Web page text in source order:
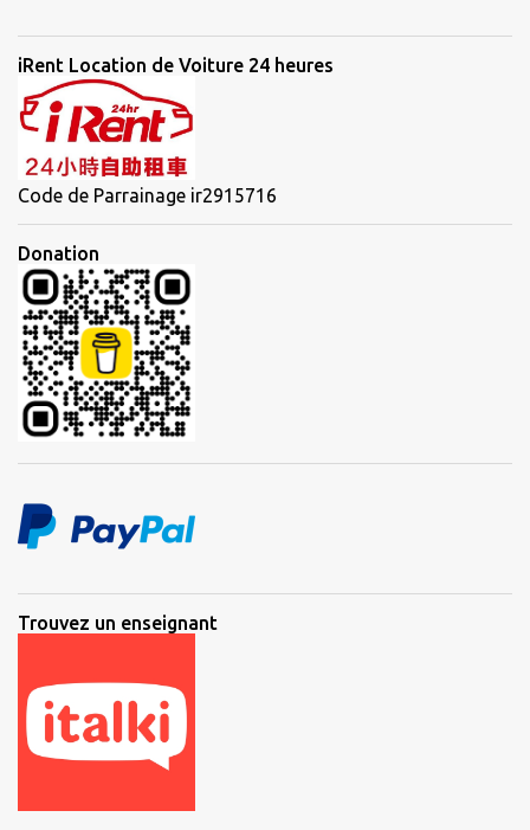
iRent Location de Voiture 24 heures
Code de Parrainage ir2915716
Donation
Trouvez un enseignant